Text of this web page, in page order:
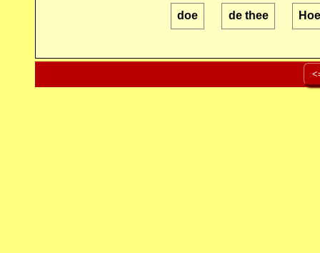
doe de thee